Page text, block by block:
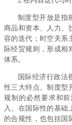
制度型开放是指
商品和资本、人力、
容的迭代；时空关系
际经贸规则，形成相
体系。
国际经济行政法
性三大特点。制度型
规制的必然要求和
入。在国际性的基础
的合规性，也包括国